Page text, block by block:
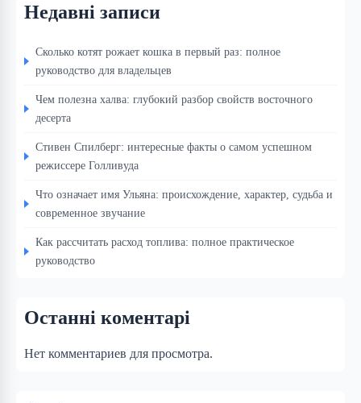
Недавні записи
Сколько котят рожает кошка в первый раз: полное
руководство для владельцев
Чем полезна халва: глубокий разбор свойств восточного
десерта
Стивен Спилберг: интересные факты о самом успешном
режиссере Голливуда
Что означает имя Ульяна: происхождение, характер, судьба и
современное звучание
Как рассчитать расход топлива: полное практическое
руководство
Останні коментарі
Нет комментариев для просмотра.